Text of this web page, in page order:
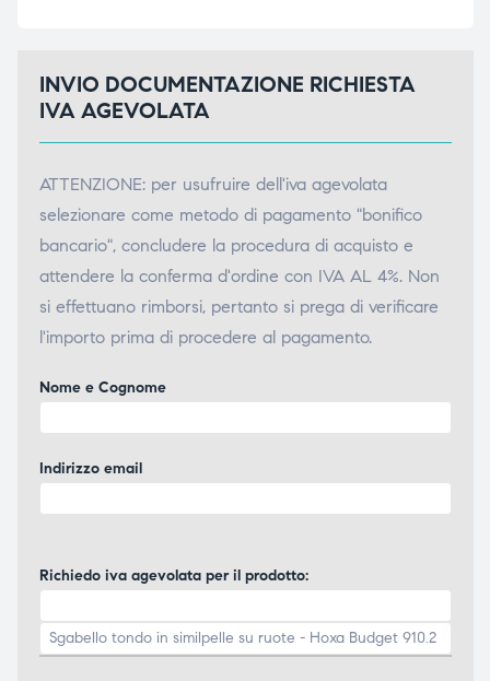
INVIO DOCUMENTAZIONE RICHIESTA
IVA AGEVOLATA
ATTENZIONE: per usufruire dell'iva agevolata
selezionare come metodo di pagamento "bonifico
bancario", concludere la procedura di acquisto e
attendere la conferma d'ordine con IVA AL 4%. Non
si effettuano rimborsi, pertanto si prega di verificare
l'importo prima di procedere al pagamento.
Nome e Cognome
Indirizzo email
Richiedo iva agevolata per il prodotto: